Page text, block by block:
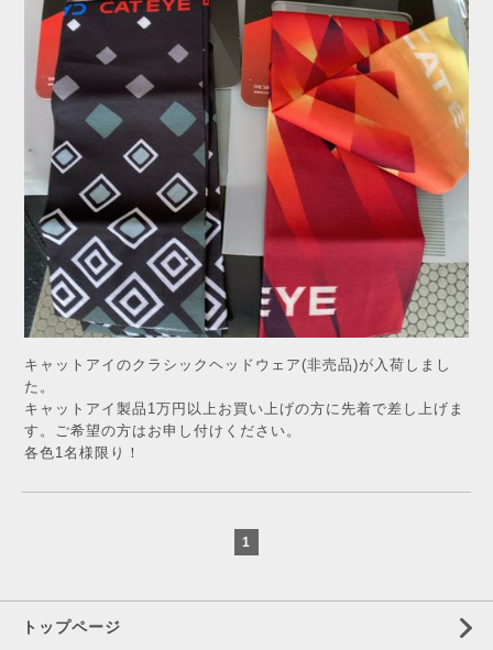
キャットアイのクラシックヘッドウェア(非売品)が入荷しまし
た。
キャットアイ製品1万円以上お買い上げの方に先着で差し上げま
す。ご希望の方はお申し付けください。
各色1名様限り！
1
トップページ